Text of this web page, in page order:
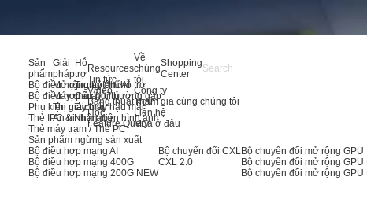
Sản
phẩm
Bộ điều hợp máy chủ AI
Bộ điều hợp máy chủ
Phụ kiện máy chủ
Thẻ IPC & Nhận diện hình ảnh
Thẻ máy trạm / Thẻ PC
Sản phẩm ngừng sản xuất
Bộ điều hợp mạng AI
Bộ điều hợp mạng 400G
Bộ điều hợp mạng 200G NEW
Bộ chuyển đổi CXL
CXL 2.0
Bộ chuyển đổi mở rộng GPU
Bộ chuyển đổi mở rộng
Bộ chuyển đổi mở rộng GPU
Giải
pháp
Mở rộng bộ nhớ
Máy chủ
Thị giác máy
An ninh mạng
Hỗ
trợ
Trung tâm hỗ trợ
Câu hỏi thường gặp
Dịch vụ hậu mãi
Resources
Tin tức
Video
Bảng thuật ngữ
Học
Feature Query
Về
chúng
tôi
Công ty
Tham gia cùng chúng tôi
Liên hệ
Mua ở đâu
Shopping
Center